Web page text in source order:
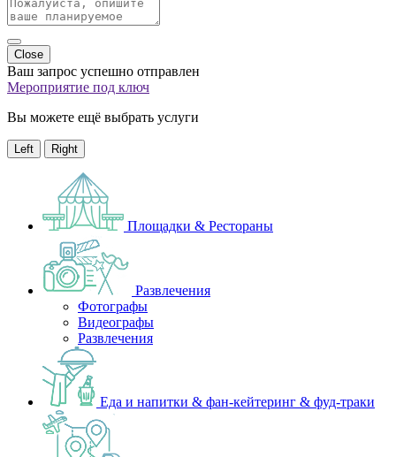
Close
Ваш запрос успешно отправлен
Мероприятие под ключ
Вы можете ещё выбрать услуги
Left Right
Площадки & Рестораны
Развлечения
Фотографы
Видеографы
Развлечения
Еда и напитки & фан-кейтеринг & фуд-траки